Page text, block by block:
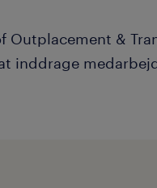
Outplacement &
inddrage